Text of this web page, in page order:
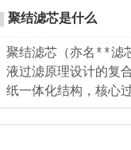
聚结滤芯是什么
聚结滤芯（亦名**滤
液过滤原理设计的复
纸一体化结构，核心
的孔隙梯度结构与纤
量、高流量密度、长